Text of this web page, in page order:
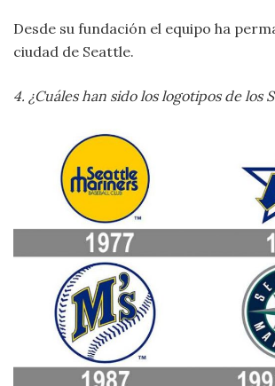
Desde su fundación el equipo ha
ciudad de Seattle.
4. ¿Cuáles han sido los logotipos de los